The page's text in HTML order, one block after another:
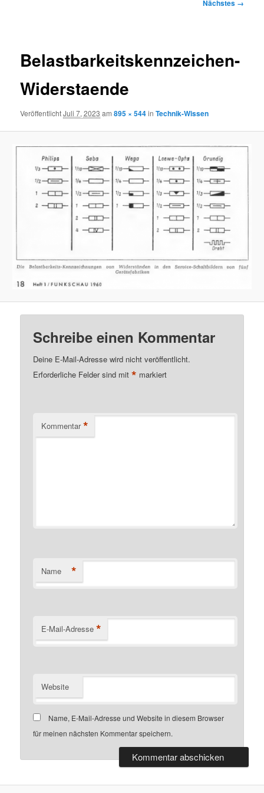
Nächstes →
Belastbarkeitskennzeichen-
Widerstaende
VeröffentlichtJuli 7, 2023 am895 × 544inTechnik-Wissen
Schreibe einen Kommentar
Deine E-Mail-Adresse wird nicht veröffentlicht.
Erforderliche Felder sind mit* markiert
Kommentar *
Name *
E-Mail-Adresse *
Website
Name, E-Mail-Adresse und Website in diesem Browser
für meinen nächsten Kommentar speichern.